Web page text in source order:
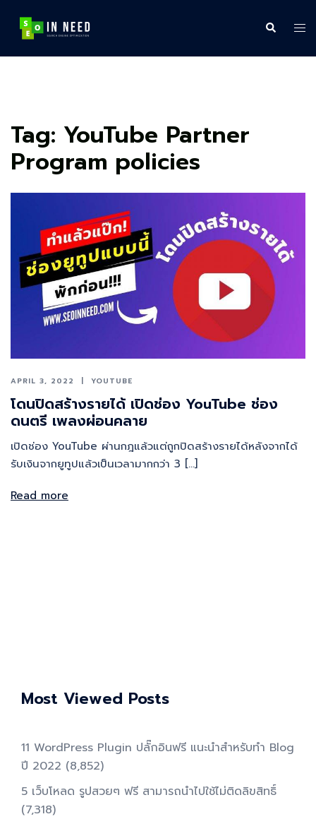
content
Search
Tag: YouTube Partner
Program policies
APRIL 3, 2022 YOUTUBE
โดนปิดสร้างรายได้ เปิดช่อง YouTube ช่อง
ดนตรี เพลงผ่อนคลาย
เปิดช่อง YouTube ผ่านกฎแล้วแต่ถูกปิดสร้างรายได้หลังจากได้
รับเงินจากยูทูปแล้วเป็นเวลามากกว่า 3 […]
Read more
Most Viewed Posts
11 WordPress Plugin ปลั๊กอินฟรี แนะนำสำหรับทำ Blog
ปี 2022 (8,852)
5 เว็บโหลด รูปสวยๆ ฟรี สามารถนำไปใช้ไม่ติดลิขสิทธิ์
(7,318)